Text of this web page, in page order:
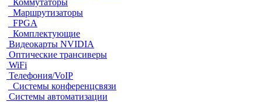
Коммутаторы
Маршрутизаторы
FPGA
Комплектующие
Видеокарты NVIDIA
Оптические трансиверы
WiFi
Телефония/VoIP
Системы конференцсвязи
Системы автоматизации